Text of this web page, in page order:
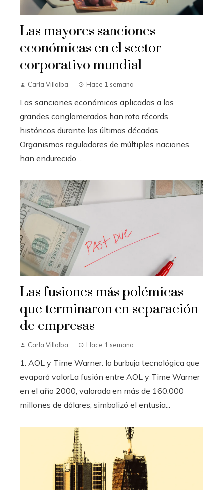
Las mayores sanciones
económicas en el sector
corporativo mundial
Carla Villalba Hace 1 semana
Las sanciones económicas aplicadas a los
grandes conglomerados han roto récords
históricos durante las últimas décadas.
Organismos reguladores de múltiples naciones
han endurecido ...
Las fusiones más polémicas
que terminaron en separación
de empresas
Carla Villalba Hace 1 semana
1. AOL y Time Warner: la burbuja tecnológica que
evaporó valorLa fusión entre AOL y Time Warner
en el año 2000, valorada en más de 160.000
millones de dólares, simbolizó el entusia...